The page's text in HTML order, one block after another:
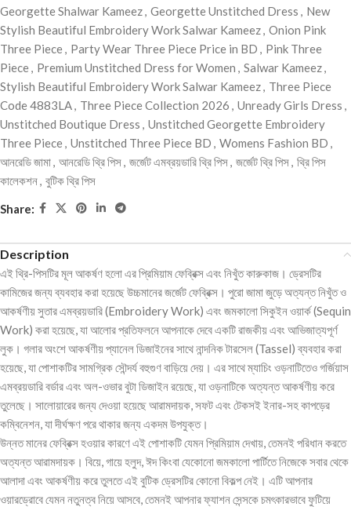
Georgette Shalwar Kameez, Georgette Unstitched Dress , New
Stylish Beautiful Embroidery Work Salwar Kameez, Onion Pink
Three Piece, Party Wear Three Piece Price in BD , Pink Three
Piece, Premium Unstitched Dress for Women , Salwar Kameez,
Stylish Beautiful Embroidery Work Salwar Kameez, Three Piece
Code 4883LA, Three Piece Collection 2026 , Unready Girls Dress ,
Unstitched Boutique Dress , Unstitched Georgette Embroidery
Three Piece, Unstitched Three Piece BD , Womens Fashion BD ,
আনরেডি জামা, আনরেডি থ্রি পিস, জর্জেট এমব্রয়ডারি থ্রি পিস, জর্জেট থ্রি পিস, থ্রি পিস
কালেকশন, বুটিক থ্রি পিস
Share:
Description
এই থ্রি-পিসটির মূল আকর্ষণ হলো এর প্রিমিয়াম ফেব্রিক্স এবং নিখুঁত কারুকাজ। ড্রেসটির
কামিজের জন্য ব্যবহার করা হয়েছে উচ্চমানের জর্জেট ফেব্রিক্স। পুরো জামা জুড়ে অত্যন্ত নিখুঁত ও
আকর্ষণীয় সুতার এমব্রয়ডারি (Embroidery Work) এবং জমকালো সিকুইন ওয়ার্ক (Sequin
Work) করা হয়েছে, যা আলোর প্রতিফলনে আপনাকে দেবে একটি রাজকীয় এবং আভিজাত্যপূর্ণ
লুক। গলার অংশে আকর্ষণীয় প্যানেল ডিজাইনের সাথে নান্দনিক টারসেল (Tassel) ব্যবহার করা
হয়েছে, যা পোশাকটির সামগ্রিক সৌন্দর্য বহুগুণ বাড়িয়ে দেয়। এর সাথে ম্যাচিং ওড়নাটিতেও গর্জিয়াস
এমব্রয়ডারি বর্ডার এবং অল-ওভার বুটা ডিজাইন রয়েছে, যা ওড়নাটিকে অত্যন্ত আকর্ষণীয় করে
তুলেছে। সালোয়ারের জন্য দেওয়া হয়েছে আরামদায়ক, সফট এবং টেকসই ইনার-সহ কাপড়ের
কম্বিনেশন, যা দীর্ঘক্ষণ পরে থাকার জন্য একদম উপযুক্ত।
উন্নত মানের ফেব্রিক্স হওয়ার কারণে এই পোশাকটি যেমন প্রিমিয়াম দেখায়, তেমনই পরিধান করতে
অত্যন্ত আরামদায়ক। বিয়ে, গায়ে হলুদ, ঈদ কিংবা যেকোনো জমকালো পার্টিতে নিজেকে সবার থেকে
আলাদা এবং আকর্ষণীয় করে তুলতে এই বুটিক ড্রেসটির কোনো বিকল্প নেই। এটি আপনার
ওয়ারড্রোবে যেমন নতুনত্ব নিয়ে আসবে, তেমনই আপনার ফ্যাশন সেন্সকে চমৎকারভাবে ফুটিয়ে